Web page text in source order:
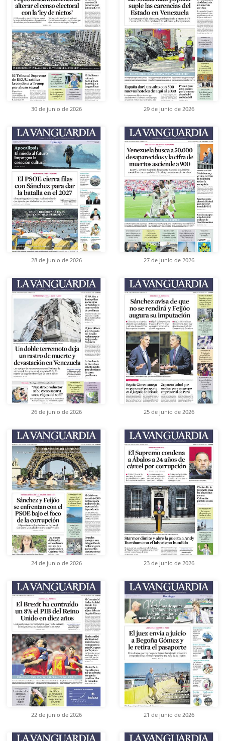
30 de junio de 2026 29 de junio de 2026
28 de junio de 2026 27 de junio de 2026
26 de junio de 2026 25 de junio de 2026
24 de junio de 2026 23 de junio de 2026
22 de junio de 2026 21 de junio de 2026